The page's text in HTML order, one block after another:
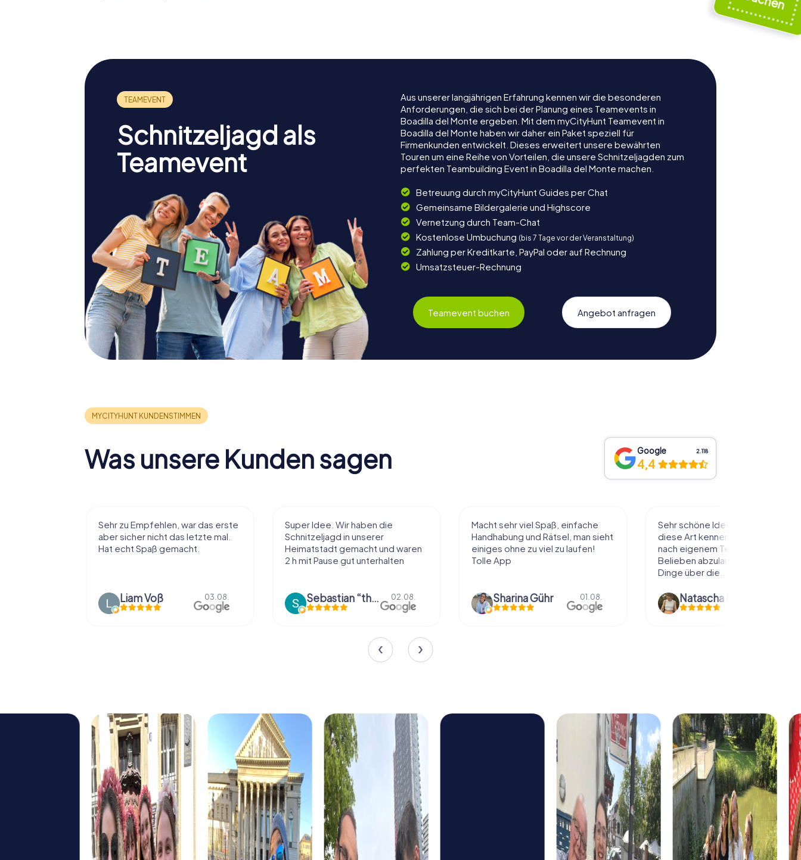
Schnitzeljagd als
Teamevent
Aus unserer langjährigen Erfahrung kennen wir die besonderen
Anforderungen, die sich bei der Planung eines Teamevents in
Boadilla del Monte ergeben. Mit dem myCityHunt Teamevent in
Boadilla del Monte haben wir daher ein Paket speziell für
Firmenkunden entwickelt. Dieses erweitert unsere bewährten
Touren um eine Reihe von Vorteilen, die unsere Schnitzeljagden zum
perfekten Teambuilding Event in Boadilla del Monte machen.
Betreuung durch myCityHunt Guides per Chat
Gemeinsame Bildergalerie und Highscore
Vernetzung durch Team-Chat
Kostenlose Umbuchung (bis 7 Tage vor der Veranstaltung)
Zahlung per Kreditkarte, PayPal oder auf Rechnung
Umsatzsteuer-Rechnung
Teamevent buchen Angebot anfragen
Was unsere Kunden sagen Google 2.118
4,4
Sehr zu Empfehlen, war das erste
aber sicher nicht das letzte mal.
Hat echt Spaß gemacht.
Liam Voß 03.08.
Super Idee. Wir haben die
Schnitzeljagd in unserer
Heimatstadt gemacht und waren
2 h mit Pause gut unterhalten
Sebastian “the sleeping Boxer Dog” Röhner 02.08.
Macht sehr viel Spaß, einfache
Handhabung und Rätsel, man sieht
einiges ohne zu viel zu laufen!
Tolle App
Sharina Gühr 01.08.
Sehr schöne Idee die Stadt auf
diese Art kennenzulernen. Alles
nach eigenem Tempo und
Belieben abzulaufen und dabei
Dinge über die...